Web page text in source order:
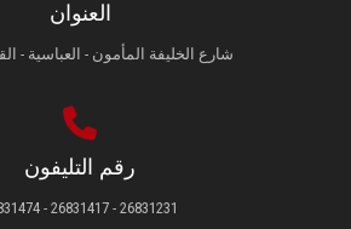
العنوان
شارع الخليفة المأمون - العباسية -
رقم التليفون
26831231 - 26831417 - 26831474